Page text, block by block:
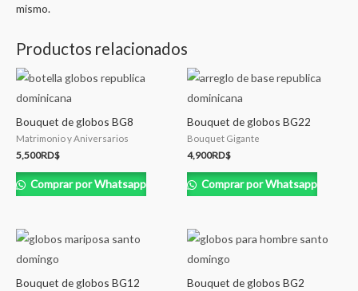
mismo.
Productos relacionados
Bouquet de globos BG8
Matrimonio y Aniversarios
5,500RD$
Comprar por Whatsapp
Bouquet de globos BG22
Bouquet Gigante
4,900RD$
Comprar por Whatsapp
Bouquet de globos BG12 Bouquet de globos BG2